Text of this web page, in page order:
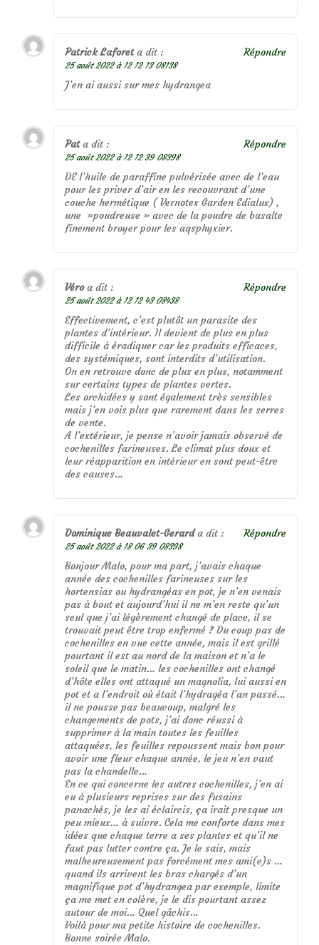
Patrick Laforet a dit :
25 août 2022 à 12 12 13 08138
J’en ai aussi sur mes hydrangea
Répondre
Pat a dit :
25 août 2022 à 12 12 39 08398
DE l’huile de paraffine pulvérisée avec de l’eau
pour les priver d’air en les recouvrant d’une
couche hermétique ( Vernotex Garden Edialux) ,
une »poudreuse » avec de la poudre de basalte
finement broyer pour les aqsphyxier.
Répondre
Véro a dit :
25 août 2022 à 12 12 43 08438
Effectivement, c’est plutôt un parasite des
plantes d’intérieur. Il devient de plus en plus
difficile à éradiquer car les produits efficaces,
des systémiques, sont interdits d’utilisation.
On en retrouve donc de plus en plus, notamment
sur certains types de plantes vertes.
Les orchidées y sont également très sensibles
mais j’en vois plus que rarement dans les serres
de vente.
A l’extérieur, je pense n’avoir jamais observé de
cochenilles farineuses. Le climat plus doux et
leur réapparition en intérieur en sont peut-être
des causes…
Répondre
Dominique Beauvalet-Gerard a dit :
25 août 2022 à 18 06 39 08398
Bonjour Malo, pour ma part, j’avais chaque
année des cochenilles farineuses sur les
hortensias ou hydrangéas en pot, je n’en venais
pas à bout et aujourd’hui il ne m’en reste qu’un
seul que j’ai légèrement changé de place, il se
trouvait peut être trop enfermé ? Du coup pas de
cochenilles en vue cette année, mais il est grillé
pourtant il est au nord de la maison et n’a le
soleil que le matin… les cochenilles ont changé
d’hôte elles ont attaqué un magnolia, lui aussi en
pot et a l’endroit où était l’hydragéa l’an passé…
il ne pousse pas beaucoup, malgré les
changements de pots, j’ai donc réussi à
supprimer à la main toutes les feuilles
attaquées, les feuilles repoussent mais bon pour
avoir une fleur chaque année, le jeu n’en vaut
pas la chandelle…
En ce qui concerne les autres cochenilles, j’en ai
eu à plusieurs reprises sur des fusains
panachés, je les ai éclaircis, ça irait presque un
peu mieux… à suivre. Cela me conforte dans mes
idées que chaque terre a ses plantes et qu’il ne
faut pas lutter contre ça. Je le sais, mais
malheureusement pas forcément mes ami(e)s …
quand ils arrivent les bras chargés d’un
magnifique pot d’hydrangea par exemple, limite
ça me met en colère, je le dis pourtant assez
autour de moi… Quel gâchis…
Voilà pour ma petite histoire de cochenilles.
Bonne soirée Malo.
Répondre